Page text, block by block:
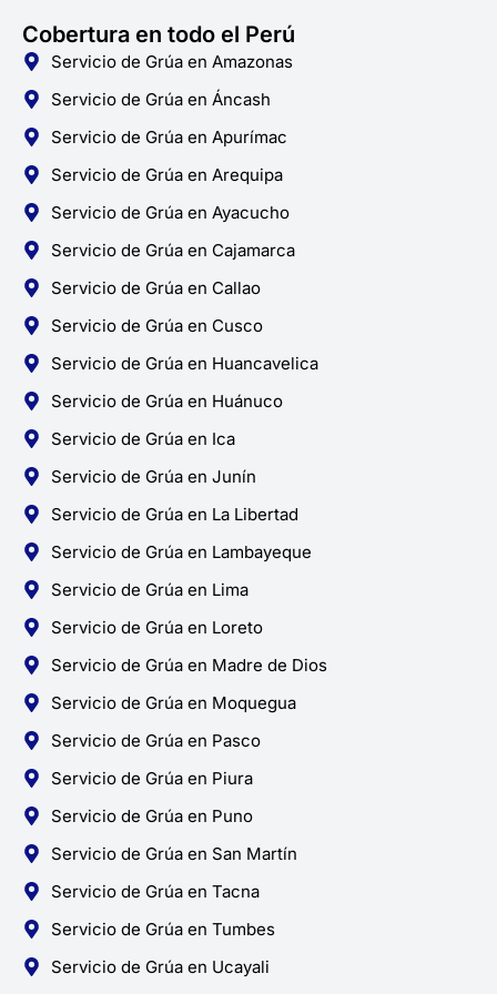
Cobertura en todo el Perú
Servicio de Grúa en Amazonas
Servicio de Grúa en Áncash
Servicio de Grúa en Apurímac
Servicio de Grúa en Arequipa
Servicio de Grúa en Ayacucho
Servicio de Grúa en Cajamarca
Servicio de Grúa en Callao
Servicio de Grúa en Cusco
Servicio de Grúa en Huancavelica
Servicio de Grúa en Huánuco
Servicio de Grúa en Ica
Servicio de Grúa en Junín
Servicio de Grúa en La Libertad
Servicio de Grúa en Lambayeque
Servicio de Grúa en Lima
Servicio de Grúa en Loreto
Servicio de Grúa en Madre de Dios
Servicio de Grúa en Moquegua
Servicio de Grúa en Pasco
Servicio de Grúa en Piura
Servicio de Grúa en Puno
Servicio de Grúa en San Martín
Servicio de Grúa en Tacna
Servicio de Grúa en Tumbes
Servicio de Grúa en Ucayali